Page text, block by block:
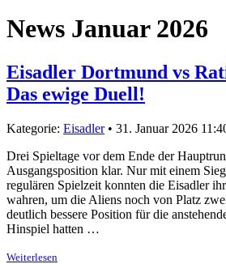
News Januar 2026
Eisadler Dortmund vs
Das ewige Duell!
Kategorie: Eisadler• 31. Januar 2026
Drei Spieltage vor dem Ende der
Ausgangsposition klar. Nur mit einem
regulären Spielzeit konnten die Eisadler
wahren, um die Aliens noch von Platz
deutlich bessere Position für die
Hinspiel hatten …
Weiterlesen